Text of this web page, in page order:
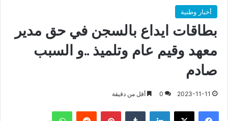
أخبار وطنية
بطاقات ايداع بالسجن في حق مدير
معهد وقيم عام وتلميذ ..و السبب
صادم
2023-11-11
0 أقل من دقيقة
فيسبوك X لينكدإن بينتيريست واتساب